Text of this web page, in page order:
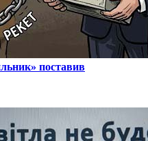
поставив